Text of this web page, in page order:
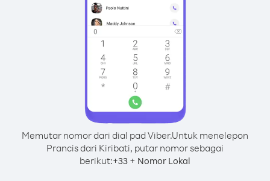
Memutar nomor dari dial pad Viber.Untuk menelepon
Prancis dari Kiribati, putar nomor sebagai
berikut:+33 + Nomor Lokal